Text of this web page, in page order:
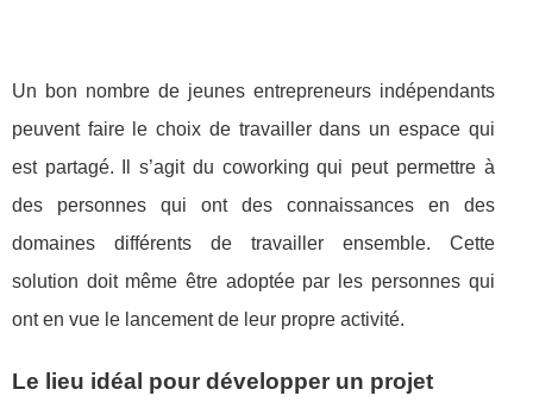
Un bon nombre de jeunes entrepreneurs indépendants
peuvent faire le choix de travailler dans un espace qui
est partagé. Il s’agit du coworking qui peut permettre à
des personnes qui ont des connaissances en des
domaines différents de travailler ensemble. Cette
solution doit même être adoptée par les personnes qui
ont en vue le lancement de leur propre activité.
Le lieu idéal pour développer un projet